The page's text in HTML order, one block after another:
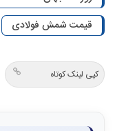
قیمت شمش فولادی
کپی لینک کوتاه